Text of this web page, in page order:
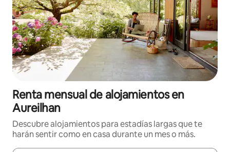
Renta mensual de alojamientos en
Aureilhan
Descubre alojamientos para estadías largas que te
harán sentir como en casa durante un mes o más.